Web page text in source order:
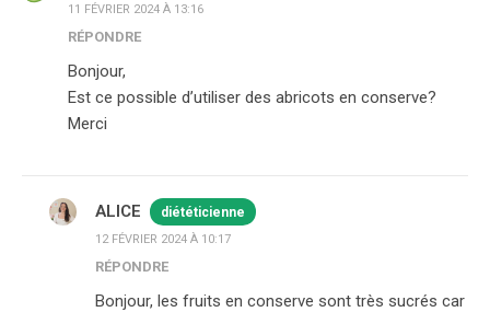
11 FÉVRIER 2024 À 13:16
RÉPONDRE
Bonjour,
Est ce possible d’utiliser des abricots en conserve?
Merci
ALICE diététicienne
12 FÉVRIER 2024 À 10:17
RÉPONDRE
Bonjour, les fruits en conserve sont très sucrés car